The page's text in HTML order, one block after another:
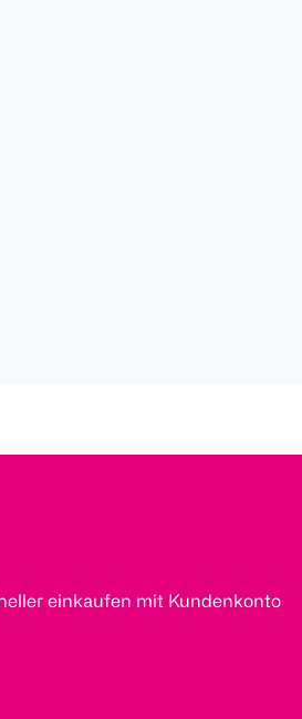
einkaufen mit Kundenkonto